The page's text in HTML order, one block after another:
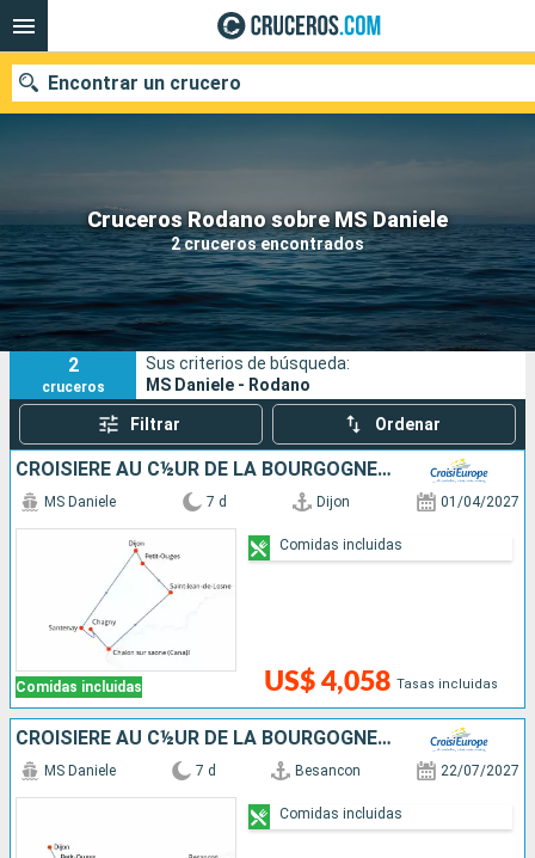
Cruceros Rodano sobre MS Daniele
2 cruceros encontrados
Encontrar un crucero
Nuestros destinos
Fecha de salida
Puertos Compañías
Buscar
2
cruceros
Sus criterios de búsqueda:
MS Daniele - Rodano
Filtrar Ordenar
CROISIÈRE AU C½UR DE LA BOURGOGNE, SES VINS ET SES SAVEURS RÉGIONALES (FORMULE PORT-PORT)
Comidas incluidas
MS Daniele 7 d Dijon 01/04/2027
US$ 4,058 Tasas incluidas
Comidas incluidas
CROISIÈRE AU C½UR DE LA BOURGOGNE ET DE LA VALLÉE DU DOUBS, ENTRE GRANDS CRUS ET CITÉS REMARQUABLES
MS Daniele 7 d Besancon 22/07/2027
Comidas incluidas